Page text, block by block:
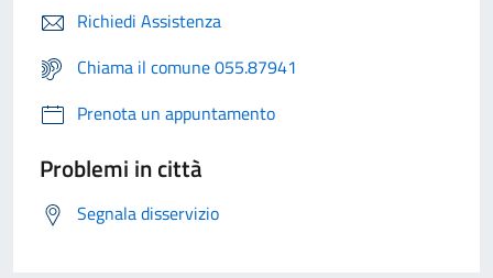
Richiedi Assistenza
Chiama il comune 055.87941
Prenota un appuntamento
Problemi in città
Segnala disservizio